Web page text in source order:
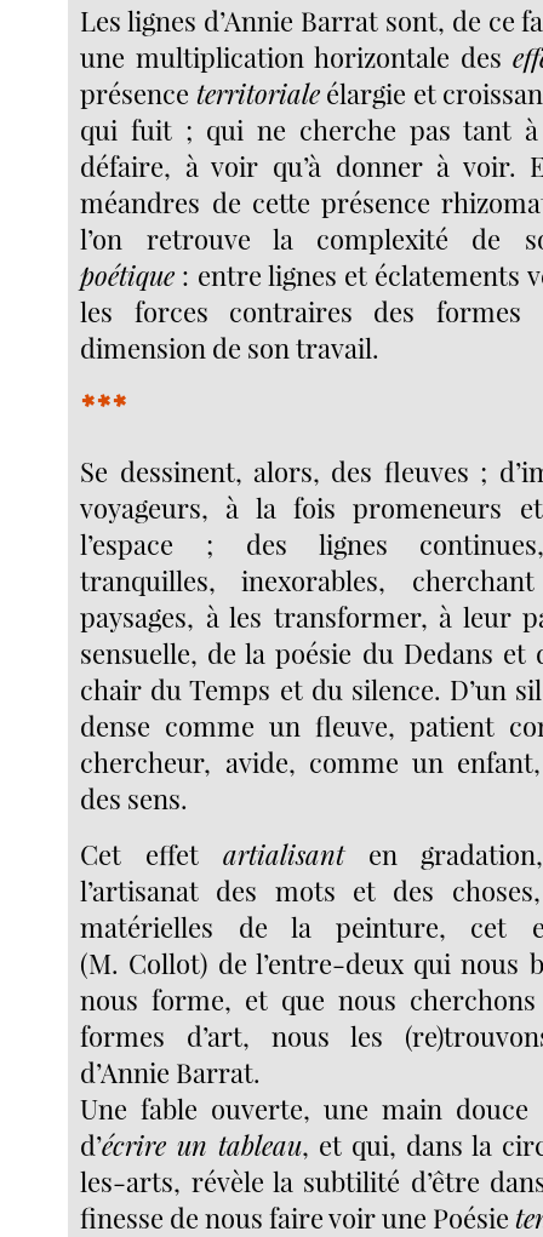
Les lignes d’Annie Barrat sont, de ce
une multiplication horizontale des
présence territorialeélargie et
qui fuit ; qui ne cherche pas tant à
défaire, à voir qu’à donner à voir.
méandres de cette présence
l’on retrouve la complexité de
poétique : entre lignes et éclatements
les forces contraires des formes
dimension de son travail.
***
Se dessinent, alors, des fleuves ;
voyageurs, à la fois promeneurs
l’espace ; des lignes
tranquilles, inexorables,
paysages, à les transformer, à leur
sensuelle, de la poésie du Dedans et
chair du Temps et du silence. D’un
dense comme un fleuve, patient
chercheur, avide, comme un
des sens.
Cet effet artialisanten
l’artisanat des mots et des
matérielles de la peinture, cet
(M. Collot) de l’entre-deux qui nous
nous forme, et que nous
formes d’art, nous les
d’Annie Barrat.
Une fable ouverte, une main douce
d’écrire un tableau, et qui, dans la
les-arts, révèle la subtilité d’être
finesse de nous faire voir une Poésie